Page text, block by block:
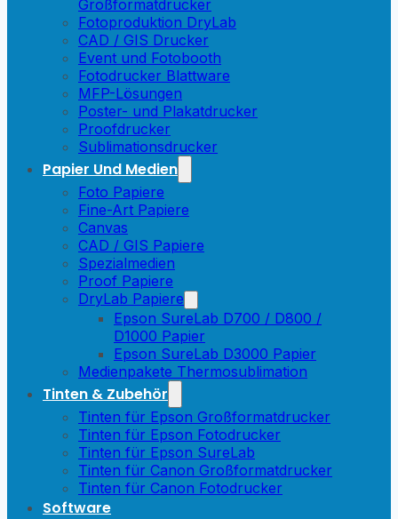
Großformatdrucker
Fotoproduktion DryLab
CAD / GIS Drucker
Event und Fotobooth
Fotodrucker Blattware
MFP-Lösungen
Poster- und Plakatdrucker
Proofdrucker
Sublimationsdrucker
Papier Und Medien
Foto Papiere
Fine-Art Papiere
Canvas
CAD / GIS Papiere
Spezialmedien
Proof Papiere
DryLab Papiere
Epson SureLab D700 / D800 /
D1000 Papier
Epson SureLab D3000 Papier
Medienpakete Thermosublimation
Tinten & Zubehör
Tinten für Epson Großformatdrucker
Tinten für Epson Fotodrucker
Tinten für Epson SureLab
Tinten für Canon Großformatdrucker
Tinten für Canon Fotodrucker
Software